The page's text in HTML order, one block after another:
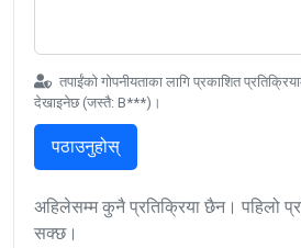
तपाईंको गोपनीयताका लागि प्रकाशित
देखाइनेछ (जस्तै: B***)।
पठाउनुहोस्
अहिलेसम्म कुनै प्रतिक्रिया छैन। पहिलो
सक्छ।